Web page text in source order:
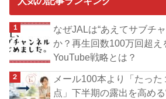
なぜJALは“あえてサブチ
か？再生回数100万回超え
YouTube戦略とは？
メール100本より「たっ
点」下半期の露出を高め